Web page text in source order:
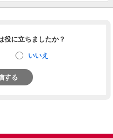
役に立ちましたか？
いいえ
する